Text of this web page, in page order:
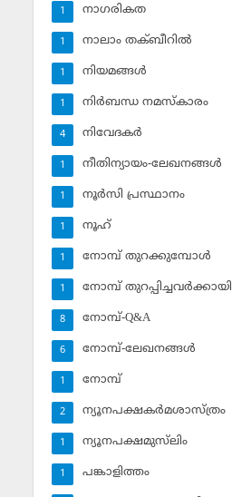
നാഗരികത
1
നാലാം തക്ബീറില്‍
1
നിയമങ്ങള്‍
1
നിര്‍ബന്ധ നമസ്‌കാരം
1
നിവേദകര്‍
4
നീതിന്യായം-ലേഖനങ്ങള്‍
1
നൂര്‍സി പ്രസ്ഥാനം
1
നൂഹ്‌
1
നോമ്പ് തുറക്കുമ്പോള്‍
1
നോമ്പ് തുറപ്പിച്ചവര്‍ക്കായി
1
നോമ്പ്-Q&A
8
നോമ്പ്-ലേഖനങ്ങള്‍
6
നോമ്പ്‌
1
ന്യൂനപക്ഷകര്‍മശാസ്ത്രം
2
ന്യൂനപക്ഷമുസ്‌ലിം
1
പങ്കാളിത്തം
1